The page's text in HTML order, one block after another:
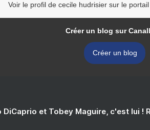
Voir le profil de cecile hudrisier sur le
Créer un blog sur
Créer un blog
DiCaprio et Tobey Maguire, c'est lui !